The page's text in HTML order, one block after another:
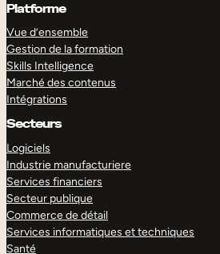
Platforme
Vue d’ensemble
Gestion de la formation
Skills Intelligence
Marché des contenus
Intégrations
Secteurs
Logiciels
Industrie manufacturiere
Services financiers
Secteur publique
Commerce de détail
Services informatiques et techniques
Santé